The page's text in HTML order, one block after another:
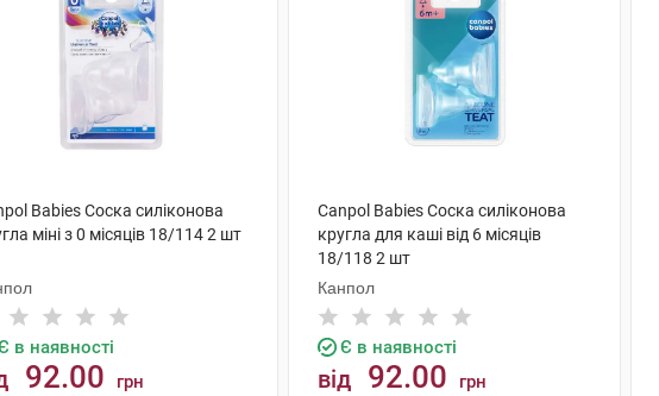
Babies Соска силіконова
міні з 0 місяців 18/114 2 шт
в наявності
92.00 грн
Canpol Babies Соска силіконова
кругла для каші від 6 місяців
18/118 2 шт
Канпол
Є в наявності
від 92.00 грн